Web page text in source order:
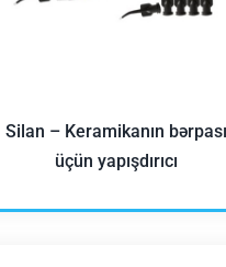
Silan – Keramikanın bərpası
üçün yapışdırıcı